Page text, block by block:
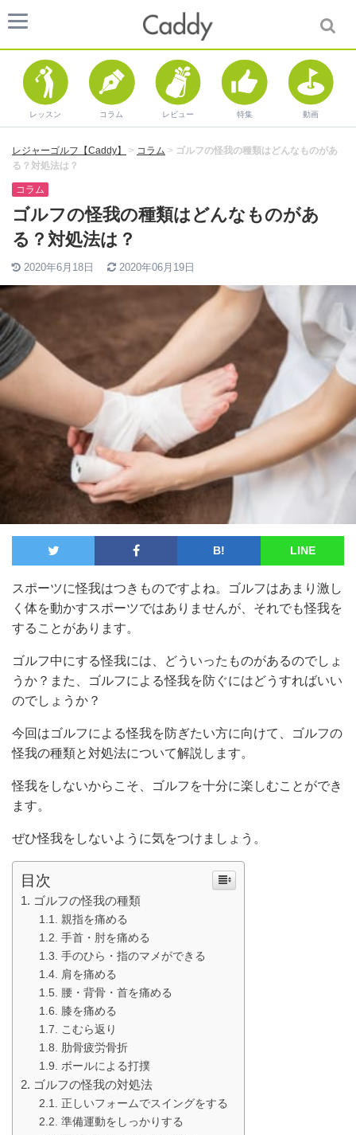
レッスン コラム レビュー 特集 動画
レジャーゴルフ【Caddy】 > コラム > ゴルフの怪我の種類はどんなものがあ
る？対処法は？
コラム
ゴルフの怪我の種類はどんなものがあ
る？対処法は？
2020年6月18日 2020年06月19日
B! LINE
スポーツに怪我はつきものですよね。ゴルフはあまり激し
く体を動かすスポーツではありませんが、それでも怪我を
することがあります。
ゴルフ中にする怪我には、どういったものがあるのでしょ
うか？また、ゴルフによる怪我を防ぐにはどうすればいい
のでしょうか？
今回はゴルフによる怪我を防ぎたい方に向けて、ゴルフの
怪我の種類と対処法について解説します。
怪我をしないからこそ、ゴルフを十分に楽しむことができ
ます。
ぜひ怪我をしないように気をつけましょう。
目次
ゴルフの怪我の種類
親指を痛める
手首・肘を痛める
手のひら・指のマメができる
肩を痛める
腰・背骨・首を痛める
膝を痛める
こむら返り
肋骨疲労骨折
ボールによる打撲
ゴルフの怪我の対処法
正しいフォームでスイングをする
準備運動をしっかりする